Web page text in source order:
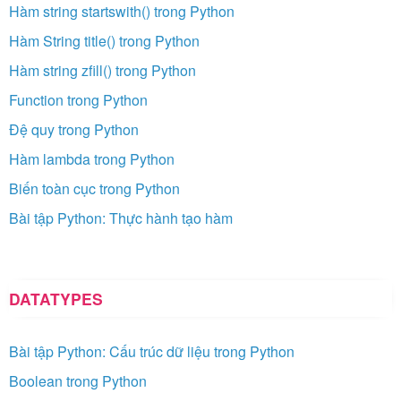
Hàm string startswith() trong Python
Hàm String title() trong Python
Hàm string zfill() trong Python
Function trong Python
Đệ quy trong Python
Hàm lambda trong Python
Biến toàn cục trong Python
Bài tập Python: Thực hành tạo hàm
DATATYPES
Bài tập Python: Cấu trúc dữ liệu trong Python
Boolean trong Python